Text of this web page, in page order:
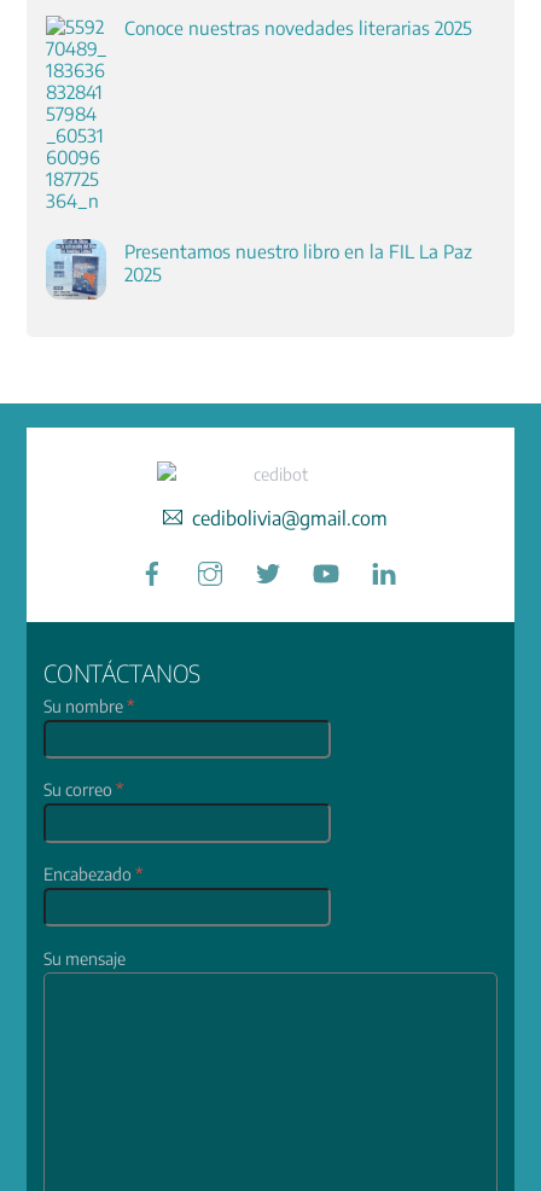
Conoce nuestras novedades literarias 2025
Presentamos nuestro libro en la FIL La Paz
2025
cedibolivia@gmail.com
Facebook
CONTÁCTANOS
Su nombre*
Su correo*
Encabezado*
Su mensaje